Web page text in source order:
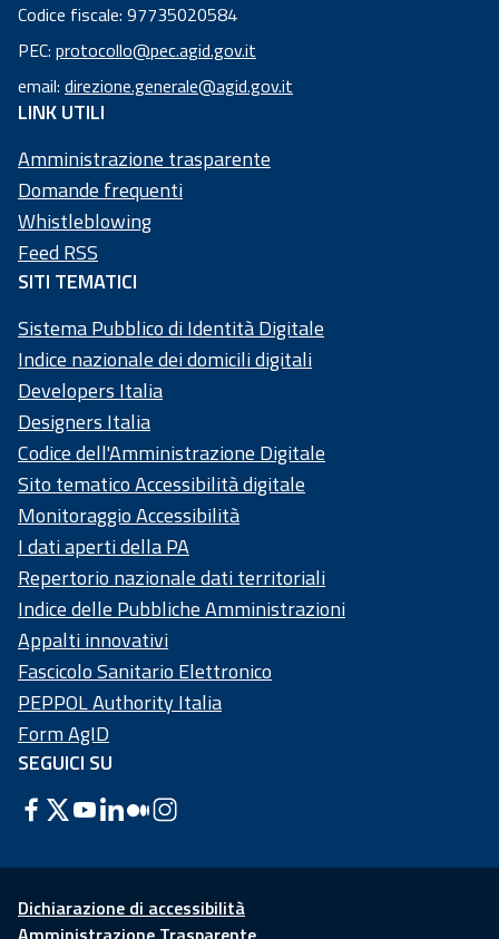
Codice fiscale: 97735020584
Codice
fiscale:
97
73
50
20
58
4
PEC: protocollo@pec.agid.gov.it
email: direzione.generale@agid.gov.it
LINK UTILI
Amministrazione trasparente
Domande frequenti
Whistleblowing
Feed RSS
SITI TEMATICI
Sistema Pubblico di Identità Digitale
Indice nazionale dei domicili digitali
Developers Italia
Designers Italia
Codice dell'Amministrazione Digitale
Sito tematico Accessibilità digitale
Monitoraggio Accessibilità
I dati aperti della PA
Repertorio nazionale dati territoriali
Indice delle Pubbliche Amministrazioni
Appalti innovativi
Fascicolo Sanitario Elettronico
PEPPOL Authority Italia
Form AgID
SEGUICI SU
Dichiarazione di accessibilità